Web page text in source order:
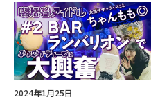
起動帝国オービタリア
返品方法
透かしブ
遊園地
運び方
違法性
選び方
2024年1月25日